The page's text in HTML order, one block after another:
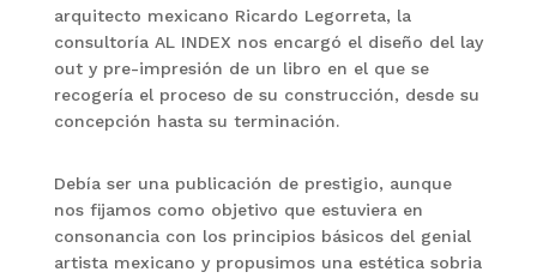
arquitecto mexicano Ricardo Legorreta, la
consultoría AL INDEX nos encargó el diseño del lay
out y pre-impresión de un libro en el que se
recogería el proceso de su construcción, desde su
concepción hasta su terminación.
Debía ser una publicación de prestigio, aunque
nos fijamos como objetivo que estuviera en
consonancia con los principios básicos del genial
artista mexicano y propusimos una estética sobria